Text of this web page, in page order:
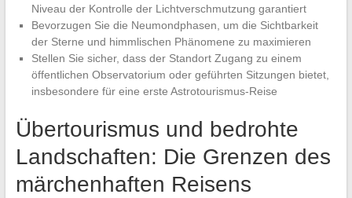
Niveau der Kontrolle der Lichtverschmutzung garantiert
Bevorzugen Sie die Neumondphasen, um die Sichtbarkeit
der Sterne und himmlischen Phänomene zu maximieren
Stellen Sie sicher, dass der Standort Zugang zu einem
öffentlichen Observatorium oder geführten Sitzungen bietet,
insbesondere für eine erste Astrotourismus-Reise
Übertourismus und bedrohte
Landschaften: Die Grenzen des
märchenhaften Reisens